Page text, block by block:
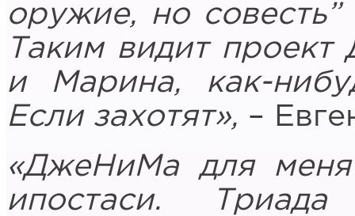
оружие, но
Таким видит
и Марина, как-
Если захотят», –
«ДжеНиМа для
ипостаси.